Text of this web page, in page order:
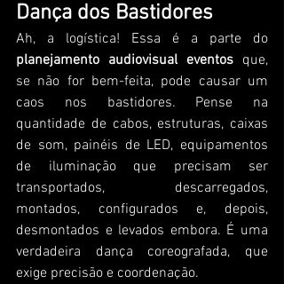
Dança dos Bastidores
planejamento audiovisual eventos que,
se não for bem-feita, pode causar um
caos nos bastidores. Pense na
quantidade de cabos, estruturas, caixas
de som, painéis de LED, equipamentos
de iluminação que precisam ser
transportados, descarregados,
montados, configurados e, depois,
desmontados e levados embora. É uma
verdadeira dança coreografada, que
exige precisão e coordenação.